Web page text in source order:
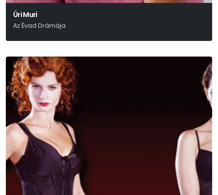
Úri Muri
Az Évad Drámája